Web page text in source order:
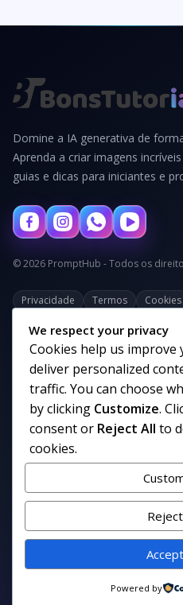
Domine a IA generativa de
Aprenda a criar imagens
guias e dicas para iniciantes e
© 2026 PromptHub - Todos os
Privacidade Termos Cookies
Categorias
Links uteis
Siga nosso
We respect your privacy
Cookies help us improve
deliver personalized
traffic. You can choose
by clicking Customize.
consent or Reject All to
cookies.
Powered by